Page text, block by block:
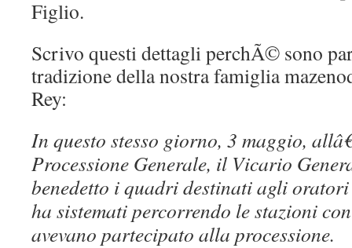
Figlio.
Scrivo questi dettagli perchÃ© sono
tradizione della nostra famiglia
Rey:
In questo stesso giorno, 3 maggio,
Processione Generale, il Vicario
benedetto i quadri destinati agli
ha sistemati percorrendo le stazioni
avevano partecipato alla processione.